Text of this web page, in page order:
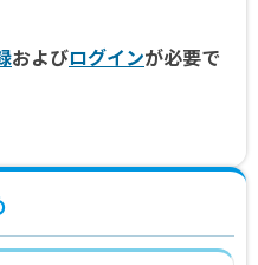
およびログインが必要で